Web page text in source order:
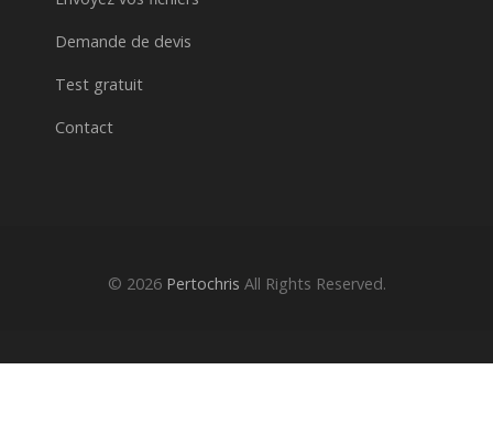
Demande de devis
Test gratuit
Contact
© 2026 Pertochris All Rights Reserved.